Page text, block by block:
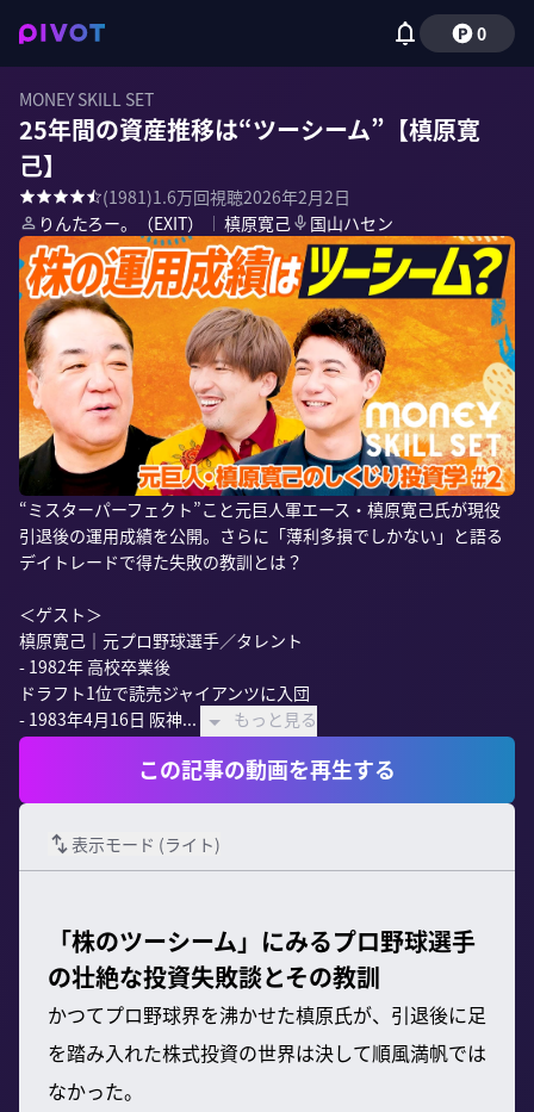
0
MONEY SKILL SET
25年間の資産推移は“ツーシーム”【槙原寛
己】
(1981)1.6万回視聴2026年2月2日
りんたろー。（EXIT）
｜ 槙原寛己 国山ハセン
“ミスターパーフェクト”こと元巨人軍エース・槙原寛己氏が現役
引退後の運用成績を公開。さらに「薄利多損でしかない」と語る
デイトレードで得た失敗の教訓とは？
＜ゲスト＞
槙原寛己｜元プロ野球選手／タレント
- 1982年 高校卒業後
ドラフト1位で読売ジャイアンツに入団
- 1983年4月16日 阪神...
もっと見る
この記事の動画を再生する
表示モード (ライト)
「株のツーシーム」にみるプロ野球選手
の壮絶な投資失敗談とその教訓
かつてプロ野球界を沸かせた槙原氏が、引退後に足
を踏み入れた株式投資の世界は決して順風満帆では
なかった。